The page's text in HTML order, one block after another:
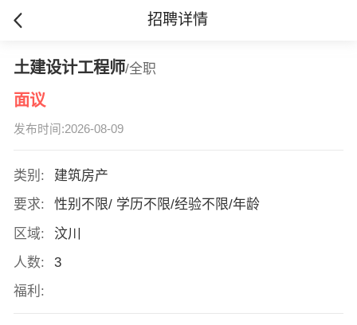
招聘详情
土建设计工程师/全职
面议
发布时间:2026-08-09
类别:
建筑房产
要求:
性别不限/ 学历不限/经验不限/年龄
区域:
汶川
人数:
3
福利: